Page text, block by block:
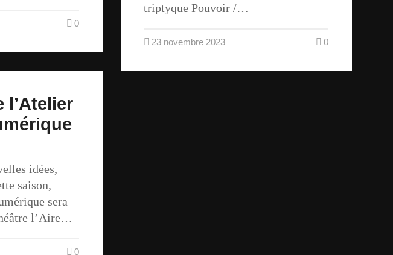
0
triptyque Pouvoir /…
23 novembre 2023 0
l’Atelier
idées,
saison,
sera
l’Aire…
0